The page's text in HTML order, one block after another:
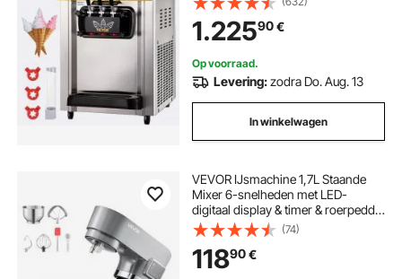
catering en bedrijven
1.22590€
Op voorraad.
Levering:zodra Do. Aug. 13
In winkelwagen
VEVOR IJsmachine 1,7L Staande
Mixer 6-snelheden met LED-
digitaal display & timer & roerpeddel
& deeghaak & spatbescherming,
voor doe-het-zelf bevroren
yoghurt, fruitgelato sorbet grijs
1400W
(74)
11890€